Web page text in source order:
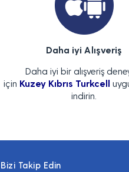
Daha iyi Alışveriş
Daha iyi bir alışveriş
için Kuzey Kıbrıs Turkcell
indirin.
Bizi Takip Edin